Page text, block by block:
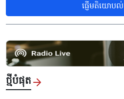
ផ្ញើមតិយោបល់
ថ្មីបំផុត